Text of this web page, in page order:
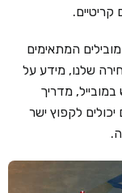
המובילים המתאימים
קריטריוני הבחירה שלנו, מידע על
מדריך
לקפוץ ישר